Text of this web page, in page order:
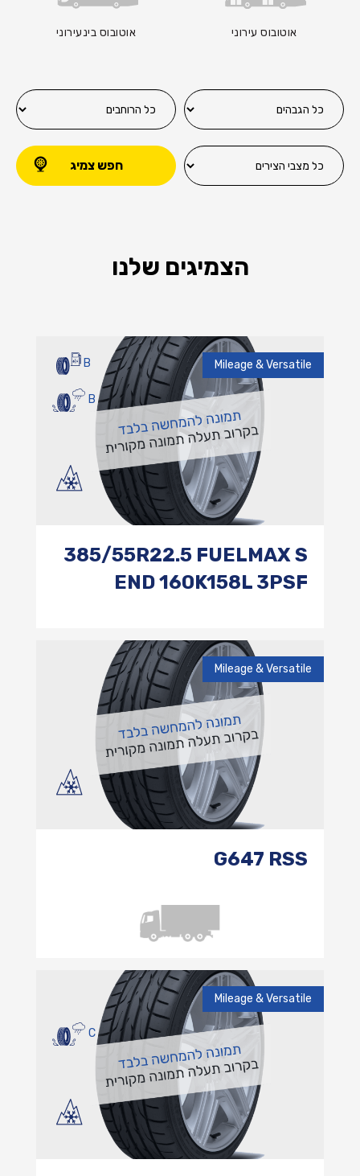
אוטובוס עירוני אוטובוס בינעירוני
חפש צמיג
הצמיגים שלנו
Mileage & Versatile
B
B
385/55R22.5 FUELMAX S
END 160K158L 3PSF
Mileage & Versatile
G647 RSS
Mileage & Versatile
C